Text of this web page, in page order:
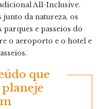
All-Inclusive.
junto da natureza, os
parques e passeios do
o aeroporto e o hotel e
que
planeje